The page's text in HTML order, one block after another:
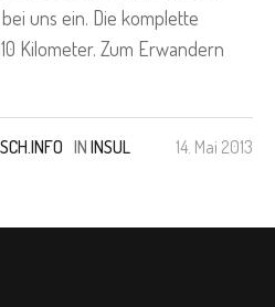
uns ein. Die komplette
Kilometer. Zum Erwandern
14. Mai 2013
IN INSUL